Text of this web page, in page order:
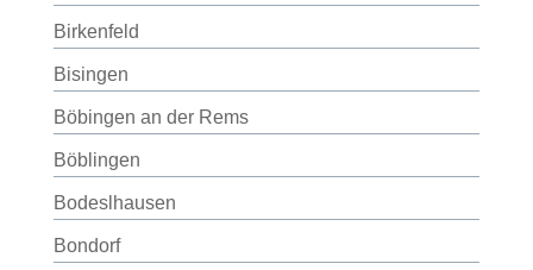
Birkenfeld
Bisingen
Böbingen an der Rems
Böblingen
Bodeslhausen
Bondorf